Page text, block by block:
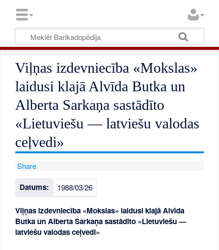
Viļņas izdevniecība «Mokslas»
laidusi klajā Alvīda Butka un
Alberta Sarkaņa sastādīto
«Lietuviešu — latviešu valodas
ceļvedi»
Share
Datums: 1988/03/26
Viļņas izdevniecība «Mokslas» laidusi klajā Alvīda
Butka un Alberta Sarkaņa sastādīto «Lietuviešu —
latviešu valodas ceļvedi»